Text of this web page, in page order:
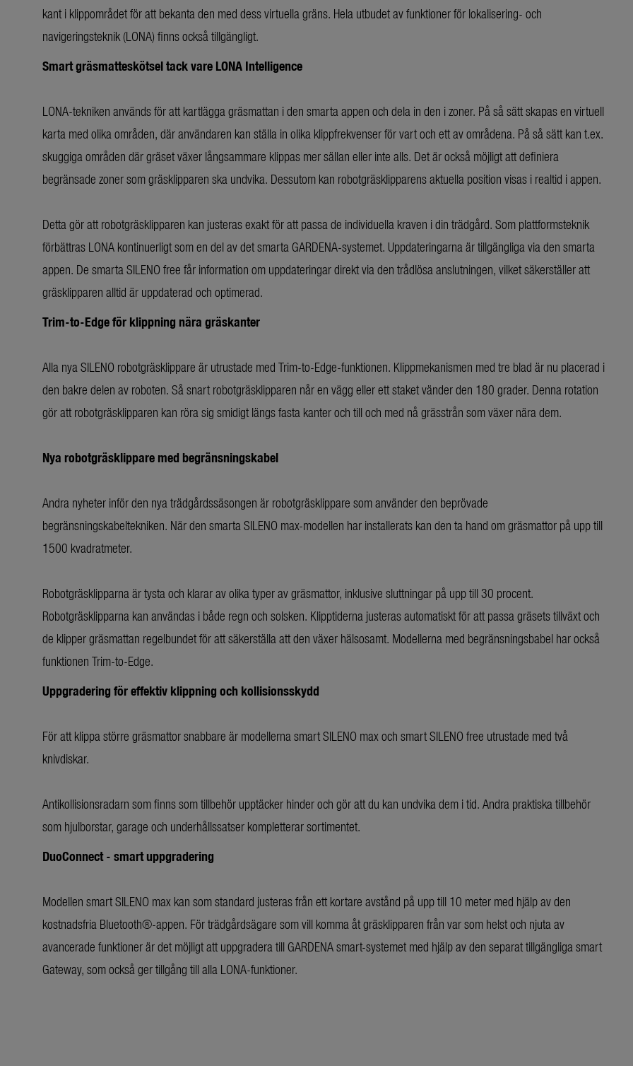
kant i klippområdet för att bekanta den med dess virtuella gräns. Hela utbudet av funktioner för lokalisering- och
navigeringsteknik (LONA) finns också tillgängligt.
Smart gräsmatteskötsel tack vare LONA Intelligence
LONA-tekniken används för att kartlägga gräsmattan i den smarta appen och dela in den i zoner. På så sätt skapas en virtuell
karta med olika områden, där användaren kan ställa in olika klippfrekvenser för vart och ett av områdena. På så sätt kan t.ex.
skuggiga områden där gräset växer långsammare klippas mer sällan eller inte alls. Det är också möjligt att definiera
begränsade zoner som gräsklipparen ska undvika. Dessutom kan robotgräsklipparens aktuella position visas i realtid i appen.
Detta gör att robotgräsklipparen kan justeras exakt för att passa de individuella kraven i din trädgård. Som plattformsteknik
förbättras LONA kontinuerligt som en del av det smarta GARDENA-systemet. Uppdateringarna är tillgängliga via den smarta
appen. De smarta SILENO free får information om uppdateringar direkt via den trådlösa anslutningen, vilket säkerställer att
gräsklipparen alltid är uppdaterad och optimerad.
Trim-to-Edge för klippning nära gräskanter
Alla nya SILENO robotgräsklippare är utrustade med Trim-to-Edge-funktionen. Klippmekanismen med tre blad är nu placerad i
den bakre delen av roboten. Så snart robotgräsklipparen når en vägg eller ett staket vänder den 180 grader. Denna rotation
gör att robotgräsklipparen kan röra sig smidigt längs fasta kanter och till och med nå grässtrån som växer nära dem.
Nya robotgräsklippare med begränsningskabel
Andra nyheter inför den nya trädgårdssäsongen är robotgräsklippare som använder den beprövade
begränsningskabeltekniken. När den smarta SILENO max-modellen har installerats kan den ta hand om gräsmattor på upp till
1500 kvadratmeter.
Robotgräsklipparna är tysta och klarar av olika typer av gräsmattor, inklusive sluttningar på upp till 30 procent.
Robotgräsklipparna kan användas i både regn och solsken. Klipptiderna justeras automatiskt för att passa gräsets tillväxt och
de klipper gräsmattan regelbundet för att säkerställa att den växer hälsosamt. Modellerna med begränsningsbabel har också
funktionen Trim-to-Edge.
Uppgradering för effektiv klippning och kollisionsskydd
För att klippa större gräsmattor snabbare är modellerna smart SILENO max och smart SILENO free utrustade med två
knivdiskar.
Antikollisionsradarn som finns som tillbehör upptäcker hinder och gör att du kan undvika dem i tid. Andra praktiska tillbehör
som hjulborstar, garage och underhållssatser kompletterar sortimentet.
DuoConnect - smart uppgradering
Modellen smart SILENO max kan som standard justeras från ett kortare avstånd på upp till 10 meter med hjälp av den
kostnadsfria Bluetooth®-appen. För trädgårdsägare som vill komma åt gräsklipparen från var som helst och njuta av
avancerade funktioner är det möjligt att uppgradera till GARDENA smart-systemet med hjälp av den separat tillgängliga smart
Gateway, som också ger tillgång till alla LONA-funktioner.